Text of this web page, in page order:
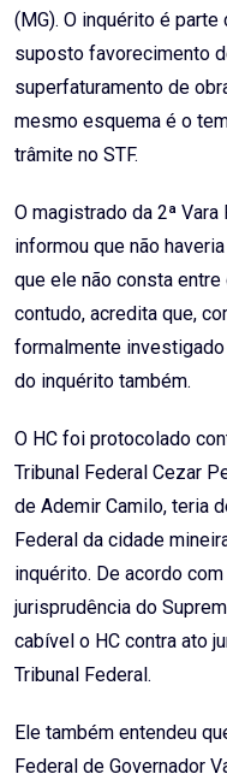
(MG). O inquérito é
suposto favorecimento
superfaturamento de
mesmo esquema é o
trâmite no STF.
O magistrado da 2ª
informou que não
que ele não consta
contudo, acredita que,
formalmente
do inquérito também.
O HC foi protocolado
Tribunal Federal Cezar
de Ademir Camilo, teria
Federal da cidade
inquérito. De acordo
jurisprudência do
cabível o HC contra ato
Tribunal Federal.
Ele também entendeu
Federal de Governador